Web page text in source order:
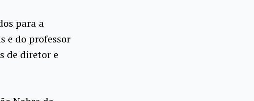
para a
e do professor
de diretor e